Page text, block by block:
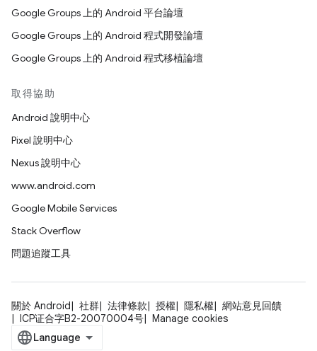
Google Groups 上的 Android 平台論壇
Google Groups 上的 Android 程式開發論壇
Google Groups 上的 Android 程式移植論壇
取得協助
Android 說明中心
Pixel 說明中心
Nexus 說明中心
www.android.com
Google Mobile Services
Stack Overflow
問題追蹤工具
關於 Android 社群 法律條款 授權 隱私權
網站意見回饋
ICP证合字B2-20070004号
Manage cookies